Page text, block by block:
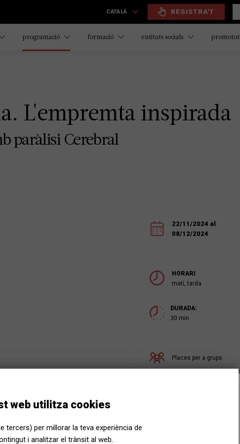
CATALÀ REGISTRA'T
programació formació entitats socials
L'empremta inspirada
paràlisi Cerebral
22/11/2024 al
08/12/2024
HORARI
matí, tarda
DURADA:
30 min
Places per a grups
web utilitza cookies
tercers) per millorar la teva experiència de
i analitzar el trànsit al web.